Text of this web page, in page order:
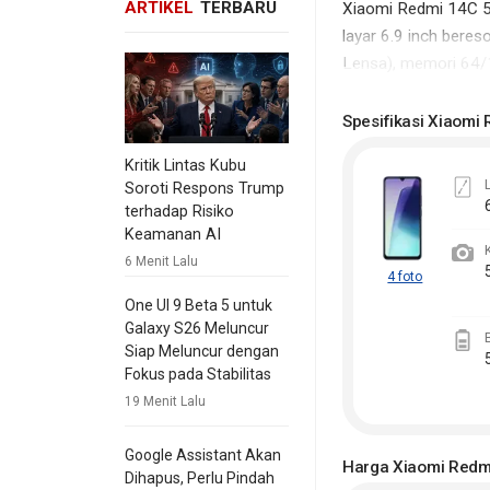
ARTIKEL TERBARU
Kritik Lintas Kubu
Soroti Respons Trump
terhadap Risiko
Keamanan AI
6 Menit Lalu
One UI 9 Beta 5 untuk
Galaxy S26 Meluncur
Siap Meluncur dengan
Fokus pada Stabilitas
19 Menit Lalu
Google Assistant Akan
Dihapus, Perlu Pindah
Xiaomi Redmi 14C
layar 6.9 inch
Lensa), memori
Disamping empat
spesifikasi Xiaomi
Komparasi Hp
Perlu diperhatikan,
dan harga resmi
Untuk info produk
Spesifikasi Xiaomi
4 foto
Harga Xiaomi